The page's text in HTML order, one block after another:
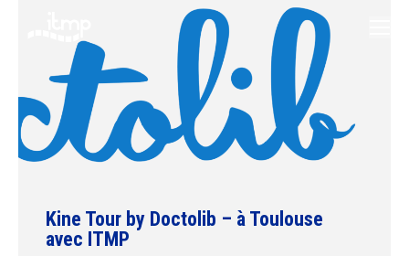
Kine Tour by Doctolib – à Toulouse
avec ITMP